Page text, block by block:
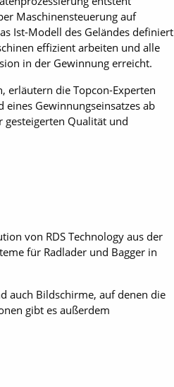
Maschinensteuerung auf
Ist-Modell des Geländes definiert
effizient arbeiten und alle
in der Gewinnung erreicht.
erläutern die Topcon-Experten
Gewinnungseinsatzes ab
gesteigerten Qualität und
von RDS Technology aus der
für Radlader und Bagger in
auch Bildschirme, auf denen die
gibt es außerdem